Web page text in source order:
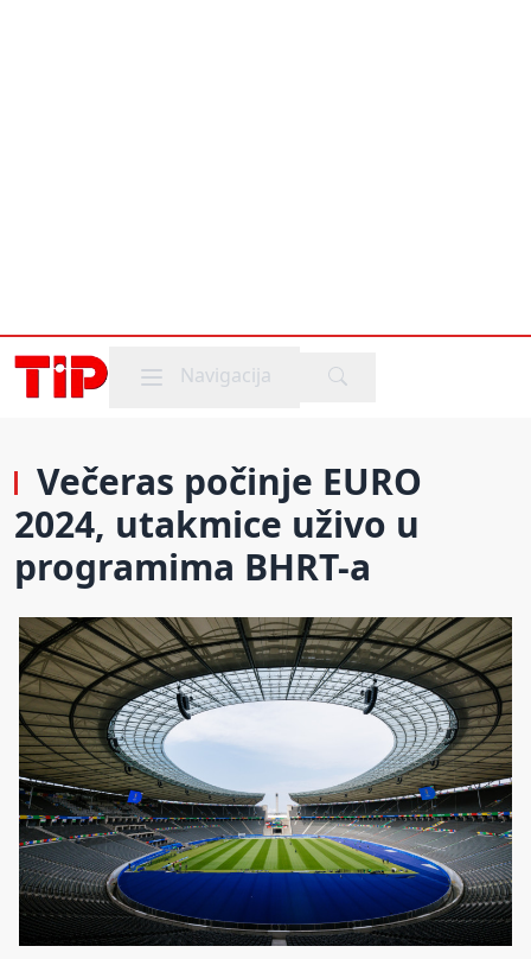
Mobile menu
Navigacija
Večeras počinje EURO
2024, utakmice uživo u
programima BHRT-a